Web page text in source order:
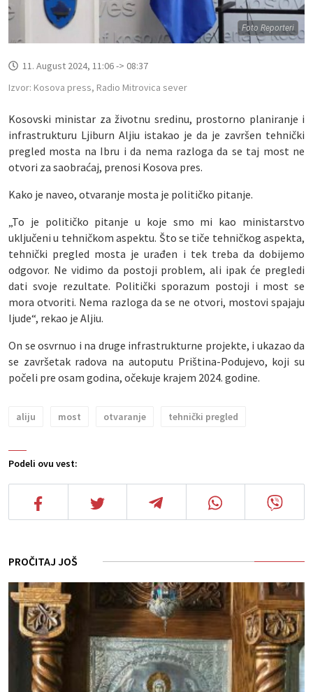
Foto Reporteri
Podeli ovu vest:
11. August 2024, 11:06 -> 08:37
Izvor: Kosova press, Radio Mitrovica sever
Kosovski ministar za životnu sredinu, prostorno planiranje i
infrastrukturu Ljiburn Aljiu istakao je da je završen tehnički
pregled mosta na Ibru i da nema razloga da se taj most ne
otvori za saobraćaj, prenosi Kosova pres.
Kako je naveo, otvaranje mosta je političko pitanje.
„To je političko pitanje u koje smo mi kao ministarstvo
uključeni u tehničkom aspektu. Što se tiče tehničkog aspekta,
tehnički pregled mosta je urađen i tek treba da dobijemo
odgovor. Ne vidimo da postoji problem, ali ipak će pregledi
dati svoje rezultate. Politički sporazum postoji i most se
mora otvoriti. Nema razloga da se ne otvori, mostovi spajaju
ljude“, rekao je Aljiu.
On se osvrnuo i na druge infrastrukturne projekte, i ukazao da
se završetak radova na autoputu Priština-Podujevo, koji su
počeli pre osam godina, očekuje krajem 2024. godine.
aliju most otvaranje tehnički pregled
PROČITAJ JOŠ